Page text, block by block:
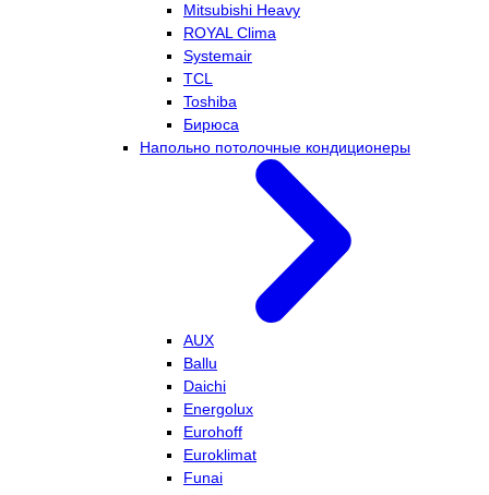
Mitsubishi Heavy
ROYAL Clima
Systemair
TCL
Toshiba
Бирюса
Напольно потолочные кондиционеры
AUX
Ballu
Daichi
Energolux
Eurohoff
Euroklimat
Funai